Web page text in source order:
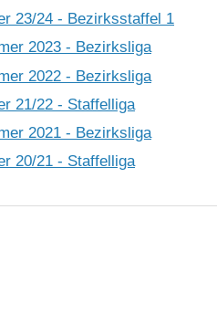
23/24 - Bezirksstaffel 1
2023 - Bezirksliga
2022 - Bezirksliga
21/22 - Staffelliga
2021 - Bezirksliga
20/21 - Staffelliga